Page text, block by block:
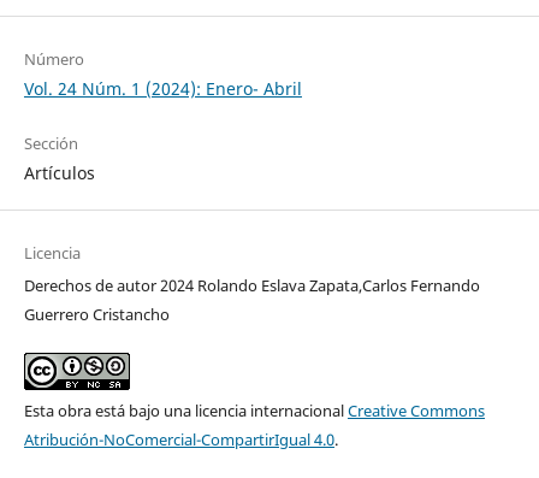
Número
Vol. 24 Núm. 1 (2024): Enero- Abril
Sección
Artículos
Licencia
Derechos de autor 2024 Rolando Eslava Zapata,Carlos Fernando
Guerrero Cristancho
Esta obra está bajo una licencia internacionalCreative Commons
Atribución-NoComercial-CompartirIgual 4.0.